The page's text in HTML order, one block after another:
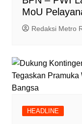
MoU
Redaksi Metro
HEADLINE